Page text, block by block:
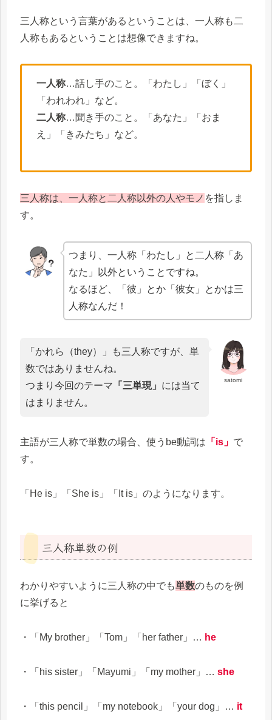
三人称という言葉があるということは、一人称も二
人称もあるということは想像できますね。
一人称…話し手のこと。「わたし」「ぼく」
「われわれ」など。
二人称…聞き手のこと。「あなた」「おま
え」「きみたち」など。
三人称は、一人称と二人称以外の人やモノ を指しま
す。
つまり、一人称「わたし」と二人称「あ
なた」以外ということですね。
なるほど、「彼」とか「彼女」とかは三
人称なんだ！
satomi
「かれら（they）」も三人称ですが、単
数ではありませんね。
つまり今回のテーマ 「三単現」 には当て
はまりません。
主語が三人称で単数の場合、使うbe動詞は 「is」 で
す。
「He is」「She is」「It is」のようになります。
三人称単数の例
わかりやすいように三人称の中でも単数のものを例
に挙げると
・「My brother」「Tom」「her father」… he
・「his sister」「Mayumi」「my mother」… she
・「this pencil」「my notebook」「your dog」… it